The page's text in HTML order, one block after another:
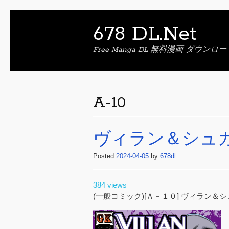
678 DL.Net
Free Manga DL 無料漫画 ダウンロー
A-10
ヴィラン＆シュ
Posted 2024-04-05 by 678dl
384 views
(一般コミック)[Ａ－１０] ヴィラン＆シ